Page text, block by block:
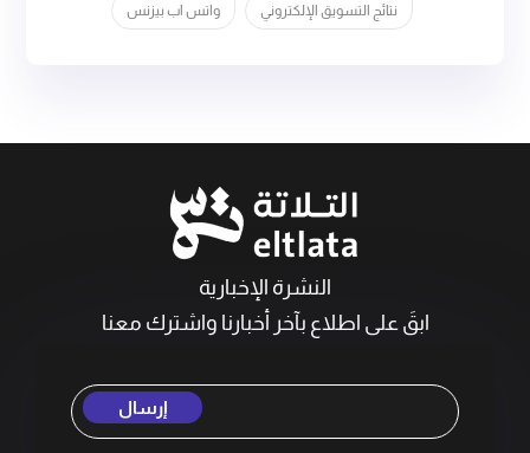
نتائج التسويق الإلكتروني واتس اب بيزنس
النشرة الإخبارية
ابقَ على اطلاع بآخر أخبارنا واشترك معنا
إرسال